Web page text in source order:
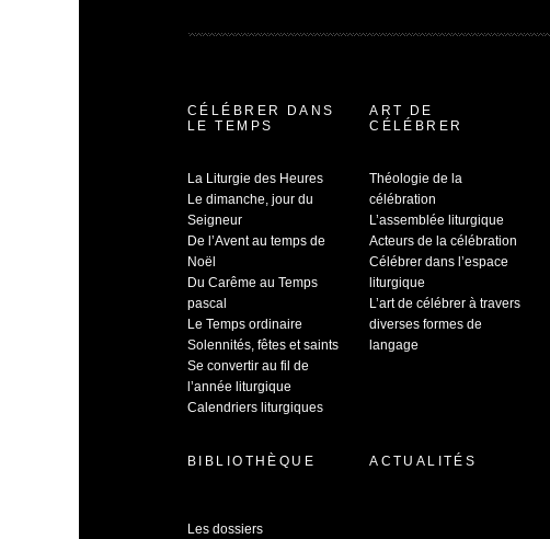
CÉLÉBRER DANS
LE TEMPS
La Liturgie des Heures
Le dimanche, jour du
Seigneur
De l’Avent au temps de
Noël
Du Carême au Temps
pascal
Le Temps ordinaire
Solennités, fêtes et saints
Se convertir au fil de
l’année liturgique
Calendriers liturgiques
ART DE
CÉLÉBRER
Théologie de la
célébration
L’assemblée liturgique
Acteurs de la célébration
Célébrer dans l’espace
liturgique
L’art de célébrer à travers
diverses formes de
langage
BIBLIOTHÈQUE
Les dossiers
ACTUALITÉS